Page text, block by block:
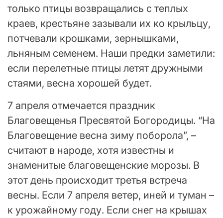
только птицы возвращались с теплых
краев, крестьяне зазывали их ко крыльцу,
потчевали крошками, зернышками,
льняным семенем. Наши предки заметили:
если перелетные птицы летят дружными
стаями, весна хорошей будет.
7 апреля отмечается праздник
Благовещенья Пресвятой Богородицы. “На
Благовещение весна зиму поборола”, –
считают в народе, хотя известны и
знаменитые благовещенские морозы. В
этот день происходит третья встреча
весны. Если 7 апреля ветер, иней и туман –
к урожайному году. Если снег на крышах